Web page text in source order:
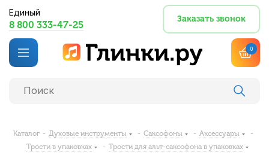
Единый
8 800 333-47-25
Заказать звонок
0
Каталог - Духовые инструменты - Саксофоны - Аксессуары
-
Трости в упаковках
- Трости для альт-саксофона в упаковках